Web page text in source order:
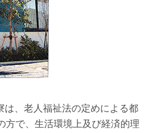
、老人福祉法の定めによる都
方で、生活環境上及び経済的理